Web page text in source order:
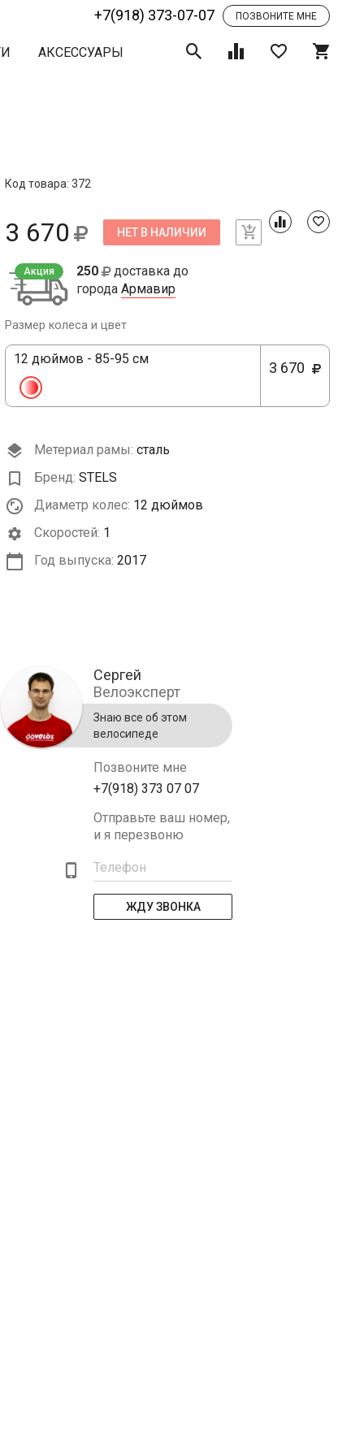
+7(918) 373-07-07 ПОЗВОНИТЕ МНЕ
АКСЕССУАРЫ
Код товара: 372
3 670 НЕТ В НАЛИЧИИ
Акция 250
доставка до
города Армавир
Размер колеса и цвет
12 дюймов - 85-95 см
3 670
Метериал рамы: сталь
Бренд: STELS
Диаметр колес: 12 дюймов
Cкоростей: 1
Год выпуска: 2017
Сергей
Велоэксперт
Знаю все об этом
велосипеде
Позвоните мне
+7(918) 373 07 07
Отправьте ваш номер,
и я перезвоню
Телефон
ЖДУ ЗВОНКА